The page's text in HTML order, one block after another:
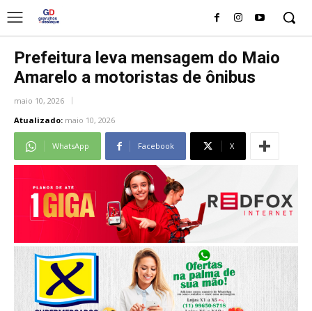
Prefeitura leva mensagem do Maio
Amarelo a motoristas de ônibus
maio 10, 2026
Atualizado: maio 10, 2026
WhatsApp Facebook X